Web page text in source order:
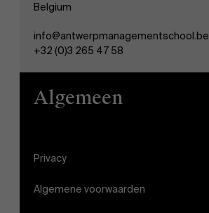
Belgium
info@antwerpmanagementschool.be
+32 (0)3 265 47 58
Algemeen
Privacy
Algemene voorwaarden